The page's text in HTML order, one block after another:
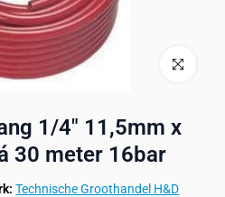
Klik om te
1/4" 11,5mm x
30 meter 16bar
Technische Groothandel H&D